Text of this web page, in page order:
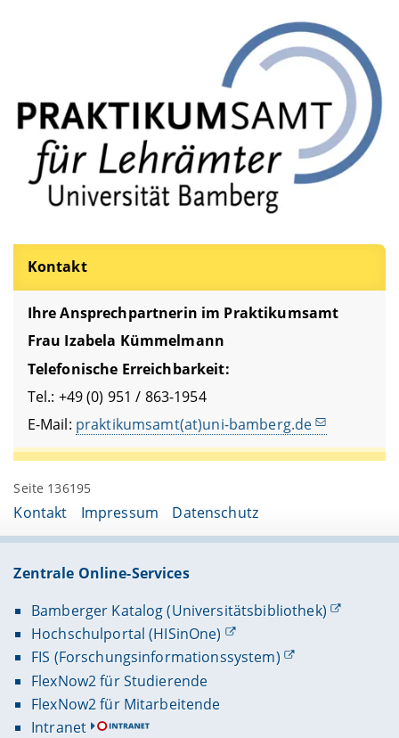
Kontakt
Ihre Ansprechpartnerin im Praktikumsamt
Frau Izabela Kümmelmann
Telefonische Erreichbarkeit:
Tel.: +49 (0) 951 / 863-1954
E-Mail: praktikumsamt(at)uni-bamberg.de
Seite 136195
Kontakt Impressum Datenschutz
Zentrale Online-Services
Bamberger Katalog (Universitätsbibliothek)
Hochschulportal (HISinOne)
FIS (Forschungsinformationssystem)
FlexNow2 für Studierende
FlexNow2 für Mitarbeitende
Intranet